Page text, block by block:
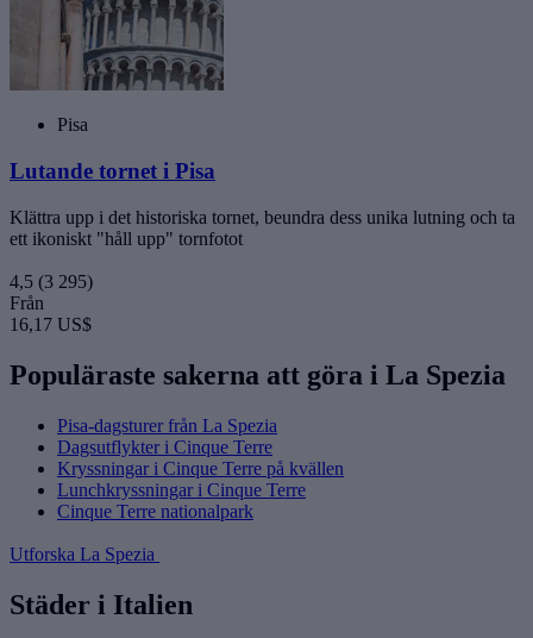
Pisa
Lutande tornet i Pisa
Klättra upp i det historiska tornet, beundra dess unika lutning och ta
ett ikoniskt "håll upp" tornfotot
4,5 (3 295)
Från
16,17 US$
Populäraste sakerna att göra i La Spezia
Pisa-dagsturer från La Spezia
Dagsutflykter i Cinque Terre
Kryssningar i Cinque Terre på kvällen
Lunchkryssningar i Cinque Terre
Cinque Terre nationalpark
Utforska La Spezia
Städer i Italien